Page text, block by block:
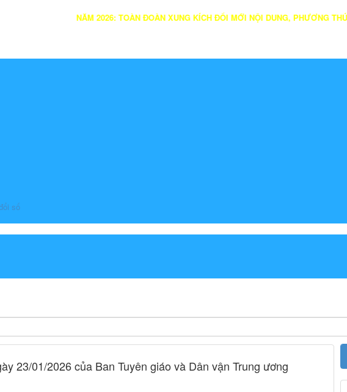
NĂM 2026: TOÀN ĐOÀN XUNG KÍCH ĐỔI MỚI NỘI DUNG, PHƯƠNG THỨC HOẠT ĐỘNG
số
23/01/2026 của Ban Tuyên giáo và Dân vận Trung ương